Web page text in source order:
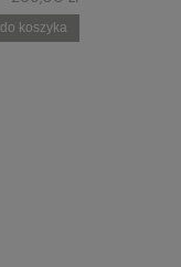
do koszyka